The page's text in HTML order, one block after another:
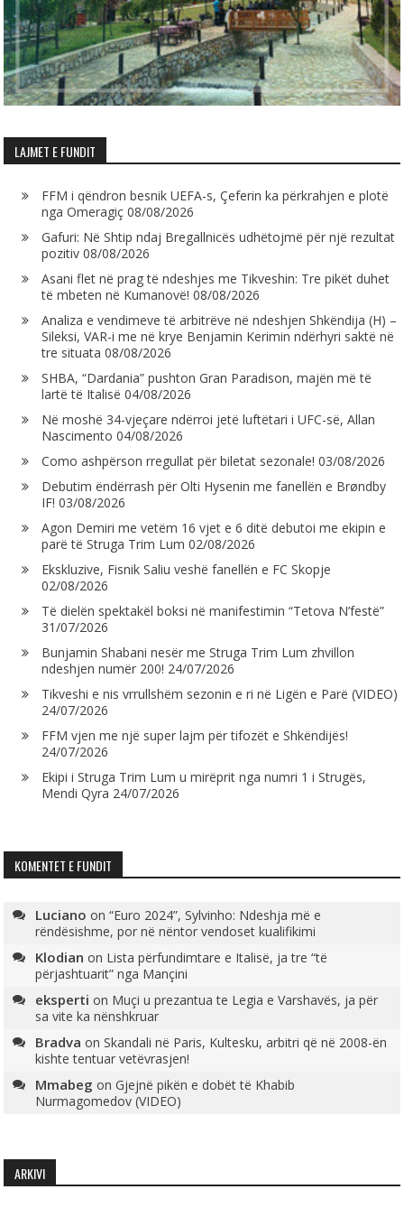
LAJMET E FUNDIT
FFM i qëndron besnik UEFA-s, Çeferin ka përkrahjen e plotë
nga Omeragiç 08/08/2026
Gafuri: Në Shtip ndaj Bregallnicës udhëtojmë për një rezultat
pozitiv 08/08/2026
Asani flet në prag të ndeshjes me Tikveshin: Tre pikët duhet
të mbeten në Kumanovë! 08/08/2026
Analiza e vendimeve të arbitrëve në ndeshjen Shkëndija (H) –
Sileksi, VAR-i me në krye Benjamin Kerimin ndërhyri saktë në
tre situata 08/08/2026
SHBA, “Dardania” pushton Gran Paradison, majën më të
lartë të Italisë 04/08/2026
Në moshë 34-vjeçare ndërroi jetë luftëtari i UFC-së, Allan
Nascimento 04/08/2026
Como ashpërson rregullat për biletat sezonale! 03/08/2026
Debutim ëndërrash për Olti Hysenin me fanellën e Brøndby
IF! 03/08/2026
Agon Demiri me vetëm 16 vjet e 6 ditë debutoi me ekipin e
parë të Struga Trim Lum 02/08/2026
Ekskluzive, Fisnik Saliu veshë fanellën e FC Skopje
02/08/2026
Të dielën spektakël boksi në manifestimin “Tetova N’festë”
31/07/2026
Bunjamin Shabani nesër me Struga Trim Lum zhvillon
ndeshjen numër 200! 24/07/2026
Tikveshi e nis vrrullshëm sezonin e ri në Ligën e Parë (VIDEO)
24/07/2026
FFM vjen me një super lajm për tifozët e Shkëndijës!
24/07/2026
Ekipi i Struga Trim Lum u mirëprit nga numri 1 i Strugës,
Mendi Qyra 24/07/2026
KOMENTET E FUNDIT
Luciano on“Euro 2024”, Sylvinho: Ndeshja më e
rëndësishme, por në nëntor vendoset kualifikimi
Klodian on Lista përfundimtare e Italisë, ja tre “të
përjashtuarit” nga Mançini
eksperti on Muçi u prezantua te Legia e Varshavës, ja për
sa vite ka nënshkruar
Bradva onSkandali në Paris, Kultesku, arbitri që në 2008-ën
kishte tentuar vetëvrasjen!
Mmabeg onGjejnë pikën e dobët të Khabib
Nurmagomedov (VIDEO)
ARKIVI